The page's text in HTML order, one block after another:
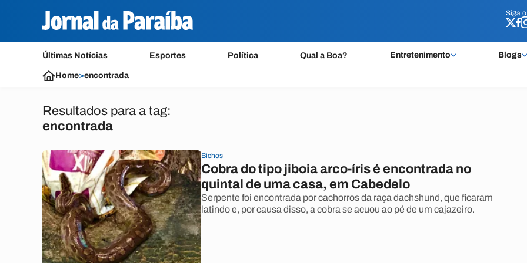
Siga o
Últimas Notícias Esportes Política Qual a Boa? Entretenimento Blogs
Siga o
Home>encontrada
Resultados para a tag:
encontrada
Bichos
Cobra do tipo jiboia arco-íris é encontrada no
quintal de uma casa, em Cabedelo
Serpente foi encontrada por cachorros da raça dachshund, que ficaram
latindo e, por causa disso, a cobra se acuou ao pé de um cajazeiro.